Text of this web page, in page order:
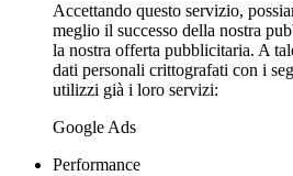
Accettando questo servizio,
meglio il successo della nostra
la nostra offerta pubblicitaria. A
dati personali crittografati con i
utilizzi già i loro servizi:
Google Ads
Performance